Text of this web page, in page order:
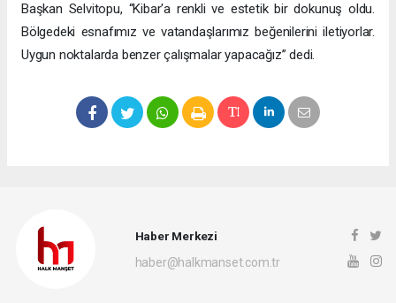
Başkan Selvitopu, “Kibar'a renkli ve estetik bir dokunuş oldu.
Bölgedeki esnafımız ve vatandaşlarımız beğenilerini iletiyorlar.
Uygun noktalarda benzer çalışmalar yapacağız” dedi.
Haber Merkezi
haber@halkmanset.com.tr